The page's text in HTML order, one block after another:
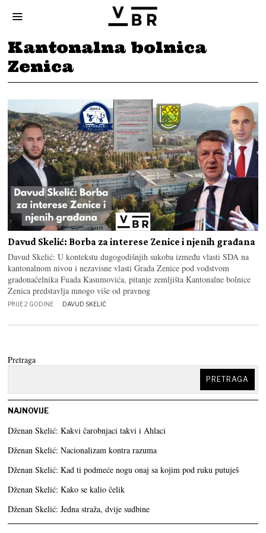
Kantonalna bolnica
Zenica
Davud Skelić: Borba za interese Zenice i njenih građana
Davud Skelić: U kontekstu dugogodišnjih sukoba između vlasti SDA na
kantonalnom nivou i nezavisne vlasti Grada Zenice pod vodstvom
gradonačelnika Fuada Kasumovića, pitanje zemljišta Kantonalne bolnice
Zenica predstavlja mnogo više od pravnog
PRIJE 2 GODINE DAVUD SKELIĆ
Pretraga
PRETRAGA
NAJNOVIJE
Dženan Skelić: Kakvi čarobnjaci takvi i Ahlaci
Dženan Skelić: Nacionalizam kontra razuma
Dženan Skelić: Kad ti podmeće nogu onaj sa kojim pod ruku putuješ
Dženan Skelić: Kako se kalio čelik
Dženan Skelić: Jedna straža, dvije sudbine